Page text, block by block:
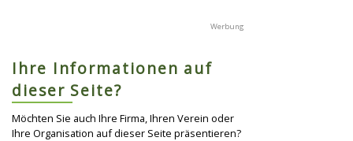
Ihre Informationen auf
dieser Seite?
Möchten Sie auch Ihre Firma, Ihren Verein oder
Ihre Organisation auf dieser Seite präsentieren?